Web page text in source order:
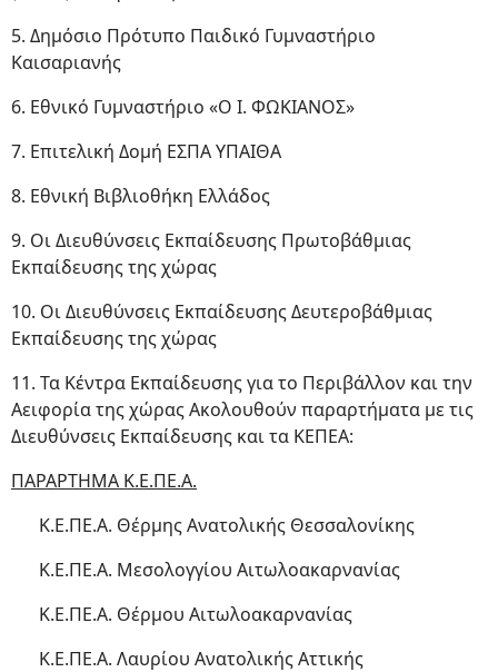
5. Δημόσιο Πρότυπο Παιδικό Γυμναστήριο
Καισαριανής
6. Εθνικό Γυμναστήριο «Ο Ι. ΦΩΚΙΑΝΟΣ»
7. Επιτελική Δομή ΕΣΠΑ ΥΠΑΙΘΑ
8. Εθνική Βιβλιοθήκη Ελλάδος
9. Οι Διευθύνσεις Εκπαίδευσης Πρωτοβάθμιας
Εκπαίδευσης της χώρας
10. Οι Διευθύνσεις Εκπαίδευσης Δευτεροβάθμιας
Εκπαίδευσης της χώρας
11. Τα Κέντρα Εκπαίδευσης για το Περιβάλλον και την
Αειφορία της χώρας Ακολουθούν παραρτήματα με τις
Διευθύνσεις Εκπαίδευσης και τα ΚΕΠΕΑ:
ΠΑΡΑΡΤΗΜΑ Κ.Ε.ΠΕ.Α.
Κ.Ε.ΠΕ.Α. Θέρμης Ανατολικής Θεσσαλονίκης
Κ.Ε.ΠΕ.Α. Μεσολογγίου Αιτωλοακαρνανίας
Κ.Ε.ΠΕ.Α. Θέρμου Αιτωλοακαρνανίας
Κ.Ε.ΠΕ.Α. Λαυρίου Ανατολικής Αττικής